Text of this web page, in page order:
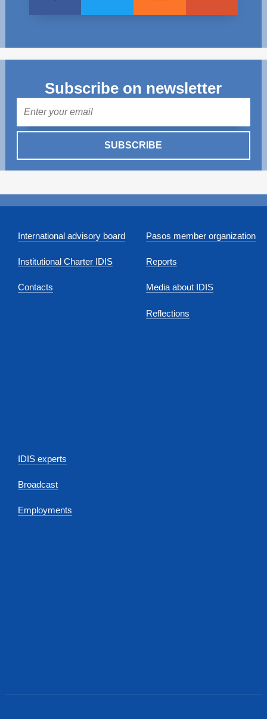
Subscribe on newsletter
SUBSCRIBE
International advisory board
Institutional Charter IDIS
Contacts
Pasos member organization
Reports
Media about IDIS
Reflections
IDIS experts
Broadcast
Employments